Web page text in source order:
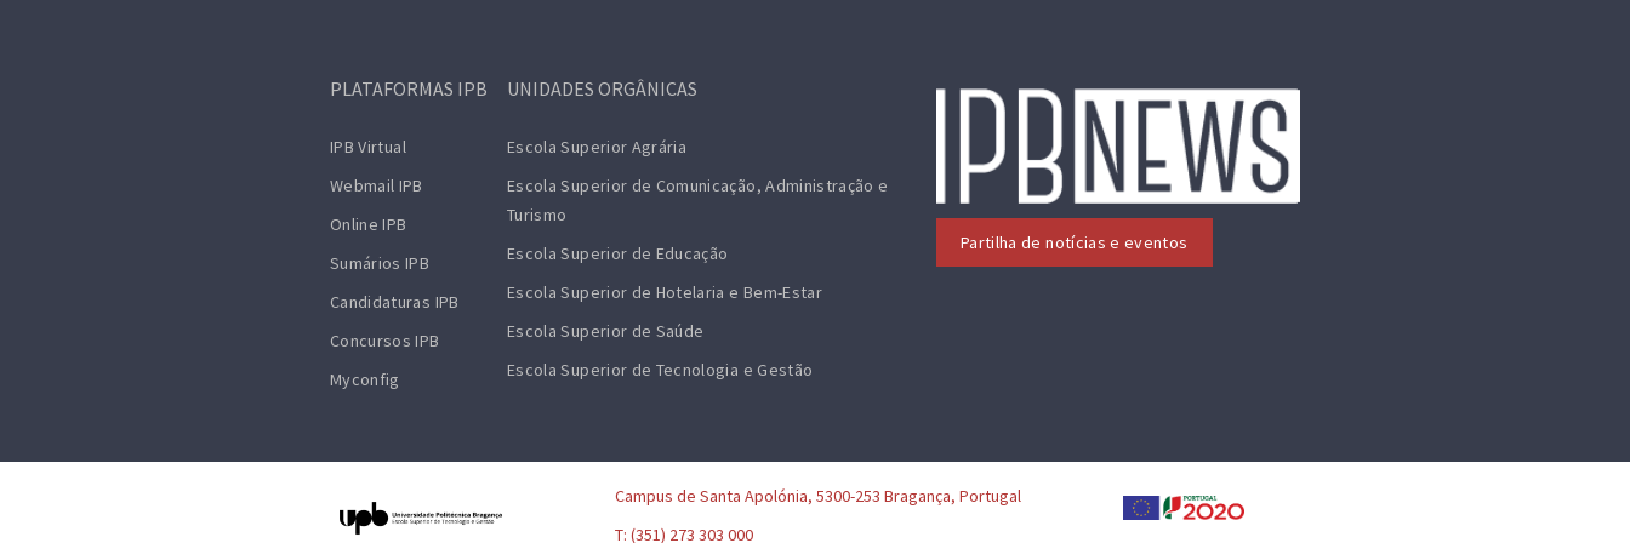
PLATAFORMAS IPB
IPB Virtual
Webmail IPB
Online IPB
Sumários IPB
Candidaturas IPB
Concursos IPB
Myconfig
UNIDADES ORGÂNICAS
Escola Superior Agrária
Escola Superior de Comunicação, Administração e
Turismo
Escola Superior de Educação
Escola Superior de Hotelaria e Bem-Estar
Escola Superior de Saúde
Escola Superior de Tecnologia e Gestão
Partilha de notícias e eventos
Campus de Santa Apolónia, 5300-253 Bragança, Portugal
T: (351) 273 303 000